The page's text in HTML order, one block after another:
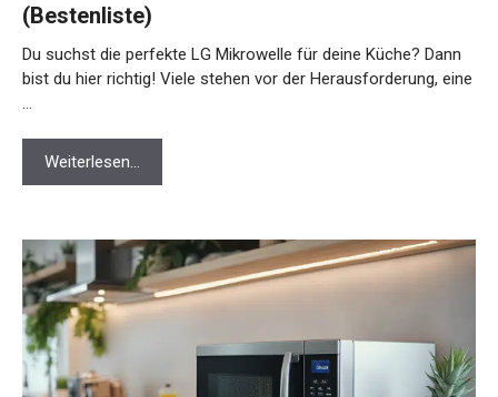
(Bestenliste)
Du suchst die perfekte LG Mikrowelle für deine Küche? Dann
bist du hier richtig! Viele stehen vor der Herausforderung, eine
Weiterlesen…